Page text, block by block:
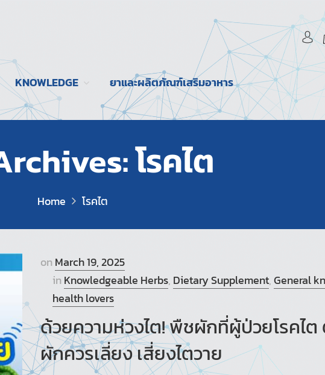
KNOWLEDGE ยาและผลิตภัณฑ์เสริมอาหาร
โรคไต
Home โรคไต
on March 19, 2025
inKnowledgeable Herbs, Dietary Supplement,General
health lovers
ด้วยความห่วงไต! พืชผักที่ผู้ป่วยโรคไต
ผักควรเลี่ยง เสี่ยงไตวาย